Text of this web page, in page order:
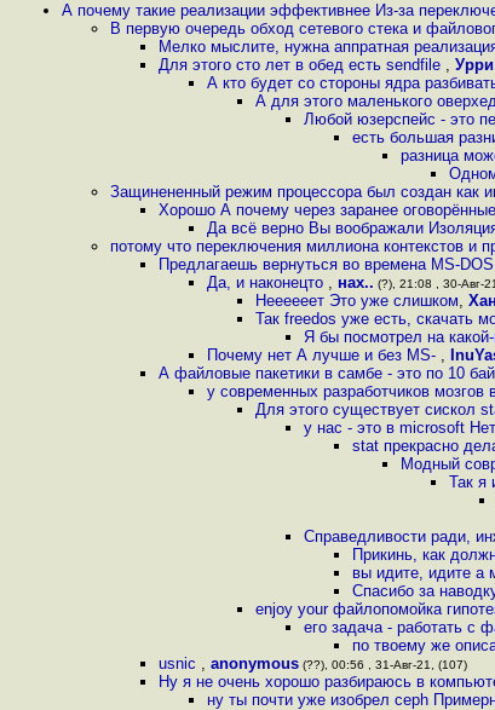
А почему такие реализации эффективнее Из-за
В первую очередь обход сетевого стека и
Мелко мыслите, нужна аппратная
Для этого сто лет в обед есть sendfile , Урри
А кто будет со стороны ядра
А для этого маленького
Любой юзерспейс - это
есть большая
разница
Защинененный режим процессора был создан как
Хорошо А почему через заранее
Да всё верно Вы воображали
потому что переключения миллиона контекстов и
Предлагаешь вернуться во времена MS-
Да, и наконецто , нах.. (?), 21:08 , 30-Авг-
Неееееет Это уже слишком, Хан
Так freedos уже есть, скачать
Я бы посмотрел на
Почему нет А лучше и без MS- ,
А файловые пакетики в самбе - это по 10
у современных разработчиков
Для этого существует сискол
у нас - это в microsoft
stat прекрасно
Модный
Так я
Справедливости ради,
Прикинь, как
вы идите, идите а
Спасибо за
enjoy your файлопомойка
его задача - работать с
по твоему же
usnic , anonymous (??), 00:56 , 31-Авг-21, (107)
Ну я не очень хорошо разбираюсь в
ну ты почти уже изобрел ceph